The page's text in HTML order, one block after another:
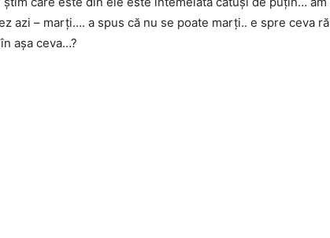
azi – marți…. a spus că nu se poate marți.. e spre ceva
așa ceva…?